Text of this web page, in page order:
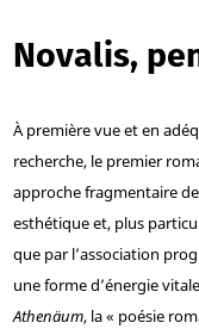
Novalis,
À première vue et en
recherche, le premier
approche fragmentaire
esthétique et, plus
que par l’association
une forme d’énergie
Athenäum, la « poésie